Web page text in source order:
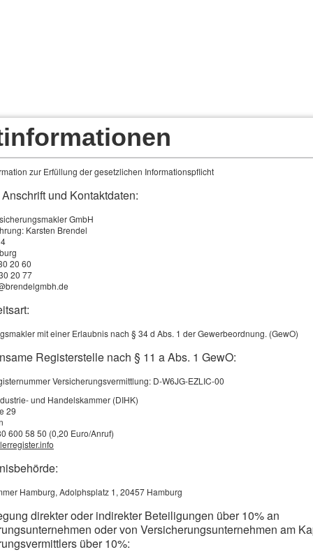
Angebote für Privatkunden
WILLKOMMEN
den Weg auf unsere Seite gefunden haben!
möchten wir Ihnen mehr über uns und unsere
steht das im Vordergrund, wovon Sie profitieren können.
auch erklären, welche Vorteile Sie von den
haben.
nur, Ihnen einen informativen Aufenthalt auf unserer Seite
zur Erfüllung der gesetzlichen Informationspflicht
und Kontaktdaten:
GmbH
Karsten Brendel
20 60
20 77
mit einer Erlaubnis nach § 34 d Abs. 1 der Gewerbeordnung. (GewO)
Registerstelle nach § 11 a Abs. 1 GewO:
Versicherungsvermittlung: D-W6JG-EZLIC-00
und Handelskammer (DIHK)
29
600 58 50 (0,20 Euro/Anruf)
Hamburg, Adolphsplatz 1, 20457 Hamburg
direkter oder indirekter Beteiligungen über 10% an
oder von Versicherungsunternehmen am
über 10%: